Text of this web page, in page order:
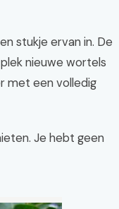
stukje ervan in. De
nieuwe wortels
met een volledig
Je hebt geen